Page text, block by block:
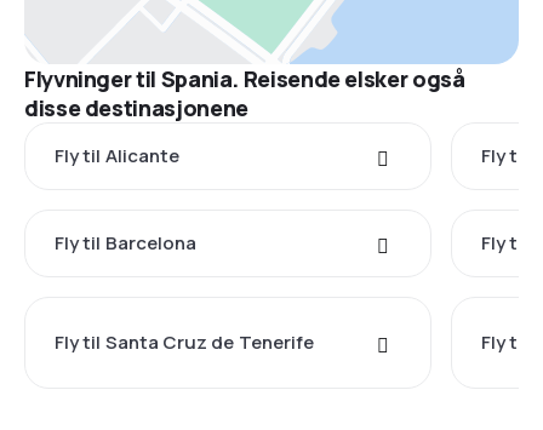
Flyvninger til Spania. Reisende elsker også
disse destinasjonene
Fly til Alicante Fly til
Fly til Barcelona Fly til
Fly til Santa Cruz de Tenerife Fly til